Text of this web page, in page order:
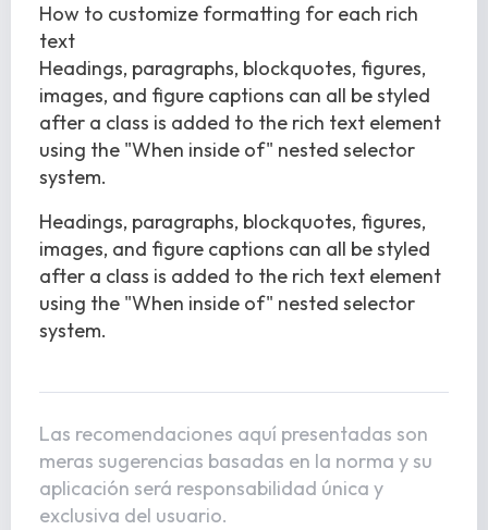
How to customize formatting for each rich
text
Headings, paragraphs, blockquotes, figures,
images, and figure captions can all be styled
after a class is added to the rich text element
using the "When inside of" nested selector
system.
Headings, paragraphs, blockquotes, figures,
images, and figure captions can all be styled
after a class is added to the rich text element
using the "When inside of" nested selector
system.
Las recomendaciones aquí presentadas son
meras sugerencias basadas en la norma y su
aplicación será responsabilidad única y
exclusiva del usuario.